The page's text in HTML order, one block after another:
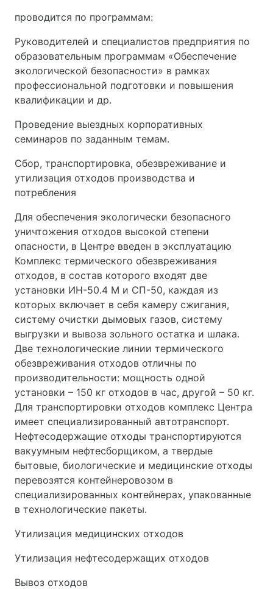
проводится по программам:
Руководителей и специалистов предприятия по
образовательным программам «Обеспечение
экологической безопасности» в рамках
профессиональной подготовки и повышения
квалификации и др.
Проведение выездных корпоративных
семинаров по заданным темам.
Сбор, транспортировка, обезвреживание и
утилизация отходов производства и
потребления
Для обеспечения экологически безопасного
уничтожения отходов высокой степени
опасности, в Центре введен в эксплуатацию
Комплекс термического обезвреживания
отходов, в состав которого входят две
установки ИН-50.4 М и СП-50, каждая из
которых включает в себя камеру сжигания,
систему очистки дымовых газов, систему
выгрузки и вывоза зольного остатка и шлака.
Две технологические линии термического
обезвреживания отходов отличны по
производительности: мощность одной
установки – 150 кг отходов в час, другой – 50 кг.
Для транспортировки отходов комплекс Центра
имеет специализированный автотранспорт.
Нефтесодержащие отходы транспортируются
вакуумным нефтесборщиком, а твердые
бытовые, биологические и медицинские отходы
перевозятся контейнеровозом в
специализированных контейнерах, упакованные
в технологические пакеты.
Утилизация медицинских отходов
Утилизация нефтесодержащих отходов
Вывоз отходов